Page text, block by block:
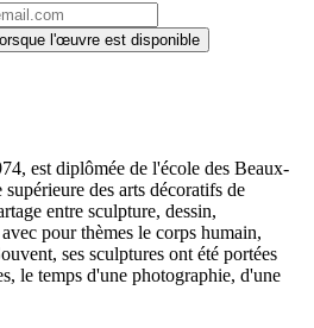
l'œuvre est disponible
est diplômée de l'école des Beaux-
des arts décoratifs de
entre sculpture, dessin,
pour thèmes le corps humain,
ses sculptures ont été portées
le temps d'une photographie, d'une